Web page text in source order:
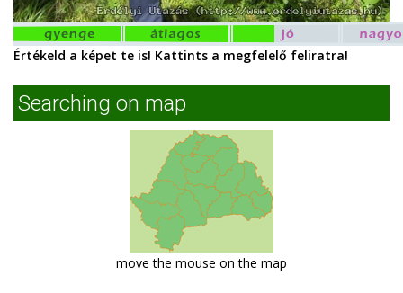
Értékeld a képet te is! Kattints a megfelelő feliratra!
Searching on map
move the mouse on the map